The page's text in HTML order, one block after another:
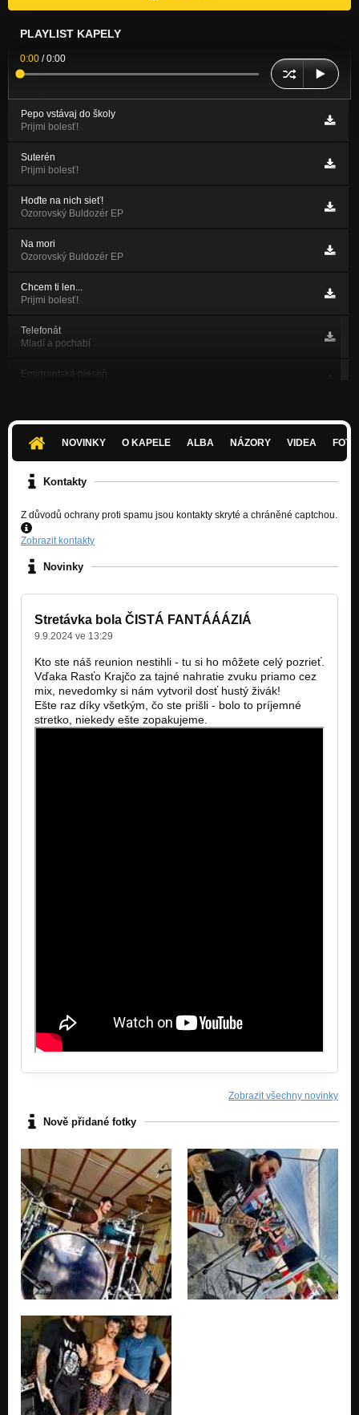
PLAYLIST KAPELY
0:00 /0:00
Pepo vstávaj do školy
Prijmi bolesť!
Suterén
Prijmi bolesť!
Hoďte na nich sieť!
Ozorovský Buldozér EP
Na mori
Ozorovský Buldozér EP
Chcem ti len...
Prijmi bolesť!
Telefonát
Mladí a pochabí
Emigrantská pieseň
Friendzóna
Mladí a pochabí
Ozorovský Buldozér EP
Autobusár
Mladí a pochabí
Sylvia
Rieky
Prijmi bolesť!
Bolo nás päť
Ozorovský buldozér (naživo)
ULTIMATÍVNE BARANIDLO
ULTIMATÍVNE BARANIDLO
Vagabund (naživo)
ULTIMATÍVNE BARANIDLO
Prútivý prútky prút (naživo)
ULTIMATÍVNE BARANIDLO
Keď kapely dospievajú (naživo)
ULTIMATÍVNE BARANIDLO
Rozhovor v relácii VZDOR (26.4.2013)
Nezařazeno
Suterén
Mladí a pochabí
Pepo vstávaj do školy
Mladí a pochabí
NOVINKY O KAPELE ALBA NÁZORY VIDEA
Kontakty
Z důvodů ochrany proti spamu jsou kontakty skryté a chráněné captchou.
Zobrazit kontakty
Novinky
Stretávka bola ČISTÁ FANTÁÁÁZIÁ
9.9.2024 ve 13:29
Kto ste náš reunion nestihli - tu si ho môžete celý pozrieť.
Vďaka Rasťo Krajčo za tajné nahratie zvuku priamo cez
mix, nevedomky si nám vytvoril dosť hustý živák!
Ešte raz díky všetkým, čo ste prišli - bolo to príjemné
stretko, niekedy ešte zopakujeme.
Zobrazit všechny novinky
Nově přidané fotky